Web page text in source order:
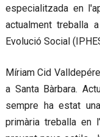
especialitzada en
actualment treballa
Evolució Social
Míriam Cid
a Santa Bàrbara.
sempre ha estat
primària treballa en